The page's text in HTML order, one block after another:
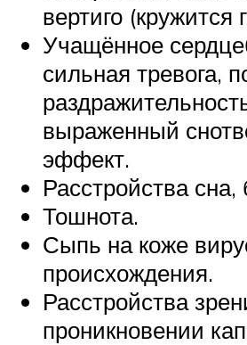
вертиго (кружится
Учащённое
сильная тревога,
выраженный
эффект.
Расстройства сна,
Тошнота.
Сыпь на коже
происхождения.
Расстройства
проникновении